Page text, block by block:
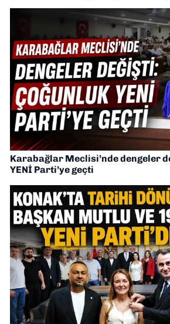
Karabağlar Meclisi’nde dengeler
YENİ Parti’ye geçti